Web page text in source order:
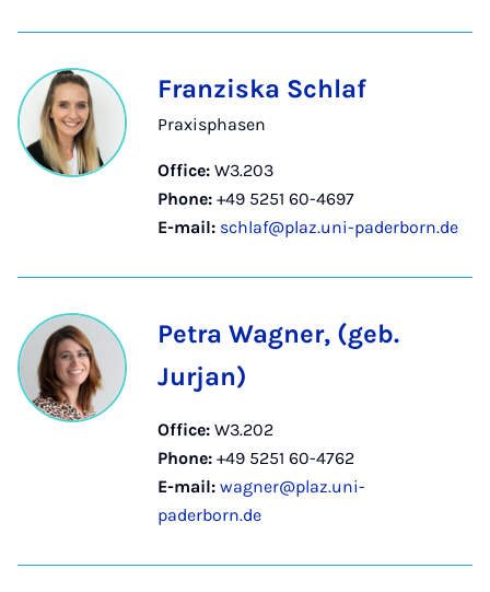
Franziska Schlaf
Praxisphasen
Office: W3.203
Phone: +49 5251 60-4697
E-mail: schlaf@plaz.uni-paderborn.de
Petra Wagner, (geb.
Jurjan)
Office: W3.202
Phone: +49 5251 60-4762
E-mail: wagner@plaz.uni-
paderborn.de